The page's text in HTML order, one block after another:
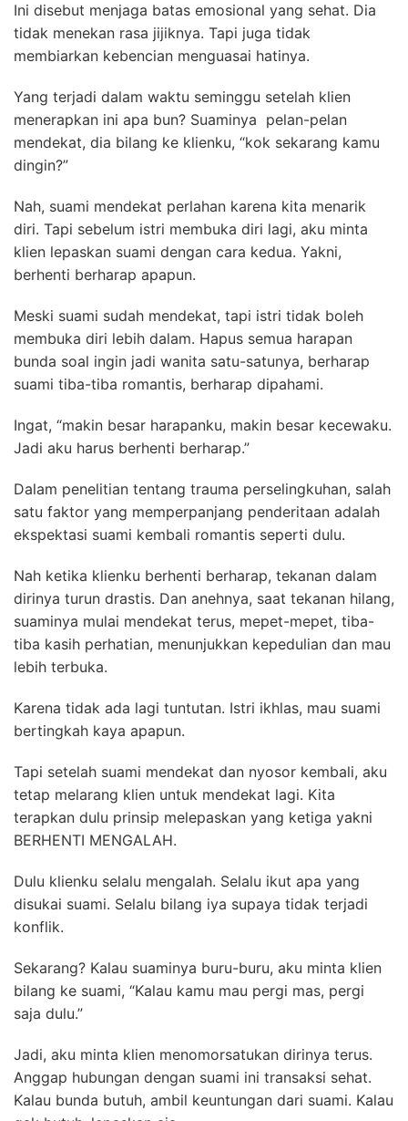
Ini disebut menjaga batas emosional yang sehat. Dia
tidak menekan rasa jijiknya. Tapi juga tidak
membiarkan kebencian menguasai hatinya.
Yang terjadi dalam waktu seminggu setelah klien
menerapkan ini apa bun? Suaminya pelan-pelan
mendekat, dia bilang ke klienku, “kok sekarang kamu
dingin?”
Nah, suami mendekat perlahan karena kita menarik
diri. Tapi sebelum istri membuka diri lagi, aku minta
klien lepaskan suami dengan cara kedua. Yakni,
berhenti berharap apapun.
Meski suami sudah mendekat, tapi istri tidak boleh
membuka diri lebih dalam. Hapus semua harapan
bunda soal ingin jadi wanita satu-satunya, berharap
suami tiba-tiba romantis, berharap dipahami.
Ingat, “makin besar harapanku, makin besar kecewaku.
Jadi aku harus berhenti berharap.”
Dalam penelitian tentang trauma perselingkuhan, salah
satu faktor yang memperpanjang penderitaan adalah
ekspektasi suami kembali romantis seperti dulu.
Nah ketika klienku berhenti berharap, tekanan dalam
dirinya turun drastis. Dan anehnya, saat tekanan hilang,
suaminya mulai mendekat terus, mepet-mepet, tiba-
tiba kasih perhatian, menunjukkan kepedulian dan mau
lebih terbuka.
Karena tidak ada lagi tuntutan. Istri ikhlas, mau suami
bertingkah kaya apapun.
Tapi setelah suami mendekat dan nyosor kembali, aku
tetap melarang klien untuk mendekat lagi. Kita
terapkan dulu prinsip melepaskan yang ketiga yakni
BERHENTI MENGALAH.
Dulu klienku selalu mengalah. Selalu ikut apa yang
disukai suami. Selalu bilang iya supaya tidak terjadi
konflik.
Sekarang? Kalau suaminya buru-buru, aku minta klien
bilang ke suami, “Kalau kamu mau pergi mas, pergi
saja dulu.”
Jadi, aku minta klien menomorsatukan dirinya terus.
Anggap hubungan dengan suami ini transaksi sehat.
Kalau bunda butuh, ambil keuntungan dari suami. Kalau